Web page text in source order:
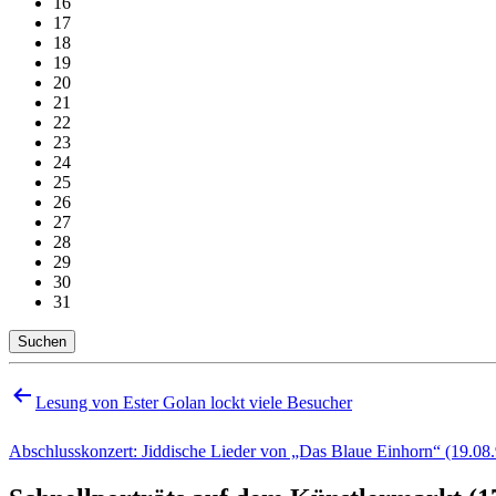
17
18
19
20
21
22
23
24
25
26
27
28
29
30
31
Suchen
Beitragsnavigation
Lesung von Ester Golan lockt viele Besucher
Abschlusskonzert: Jiddische Lieder von „Das Blaue Einhorn“